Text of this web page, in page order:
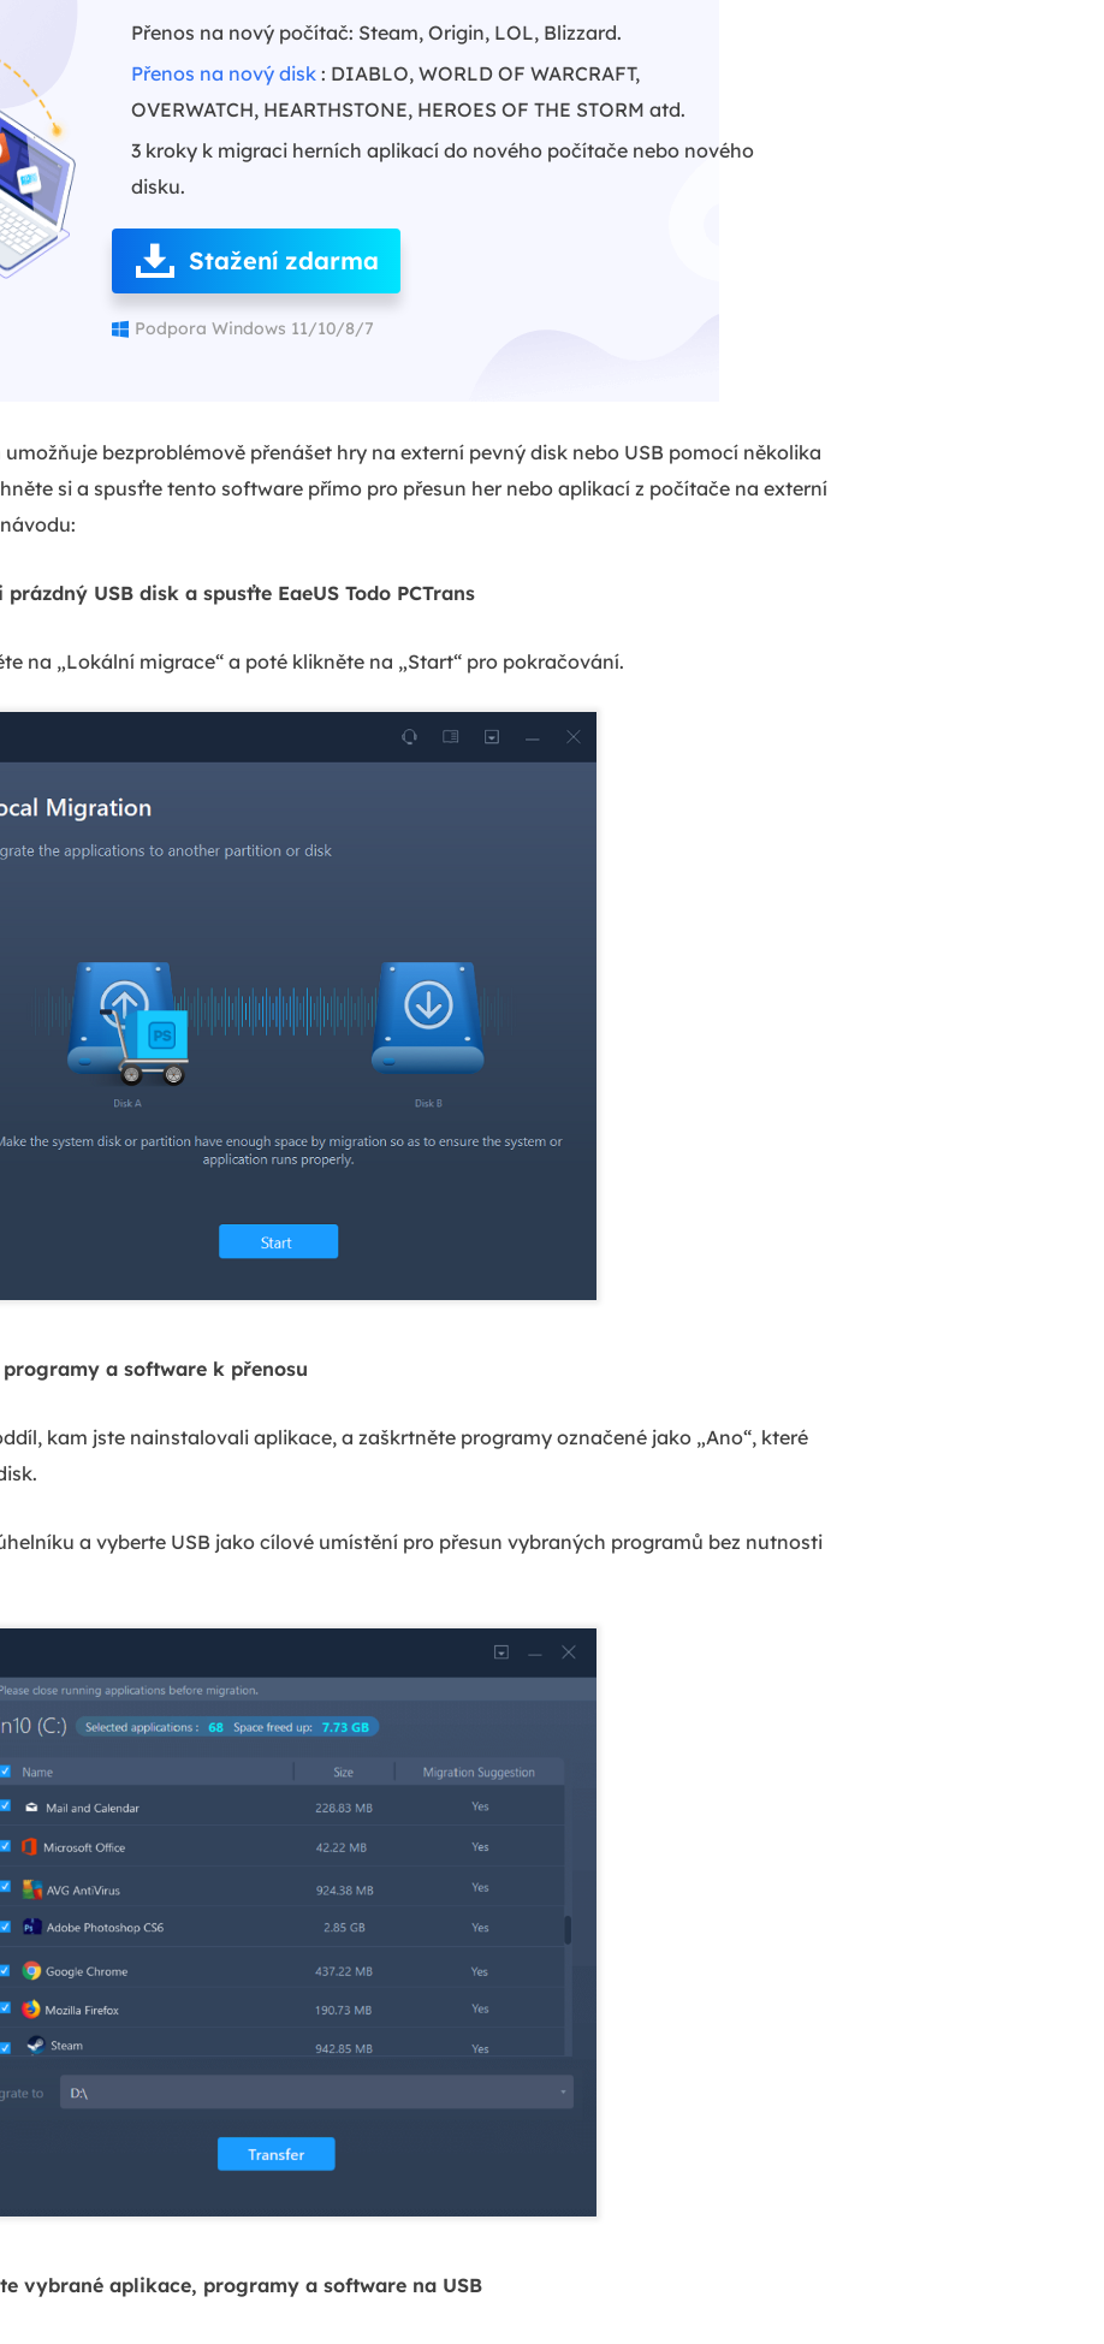
Přenos na nový počítač: Steam, Origin, LOL, Blizzard.
Přenos na nový disk : DIABLO, WORLD OF WARCRAFT,
OVERWATCH, HEARTHSTONE, HEROES OF THE STORM atd.
3 kroky k migraci herních aplikací do nového počítače nebo nového
disku.
Stažení zdarma
Podpora Windows 11/10/8/7
umožňuje bezproblémově přenášet hry na externí pevný disk nebo USB pomocí několika
si a spusťte tento software přímo pro přesun her nebo aplikací z počítače na externí
USB disk a spusťte EaeUS Todo PCTrans
na „Lokální migrace“ a poté klikněte na „Start“ pro pokračování.
a software k přenosu
kam jste nainstalovali aplikace, a zaškrtněte programy označené jako „Ano“, které
a vyberte USB jako cílové umístění pro přesun vybraných programů bez nutnosti
vybrané aplikace, programy a software na USB